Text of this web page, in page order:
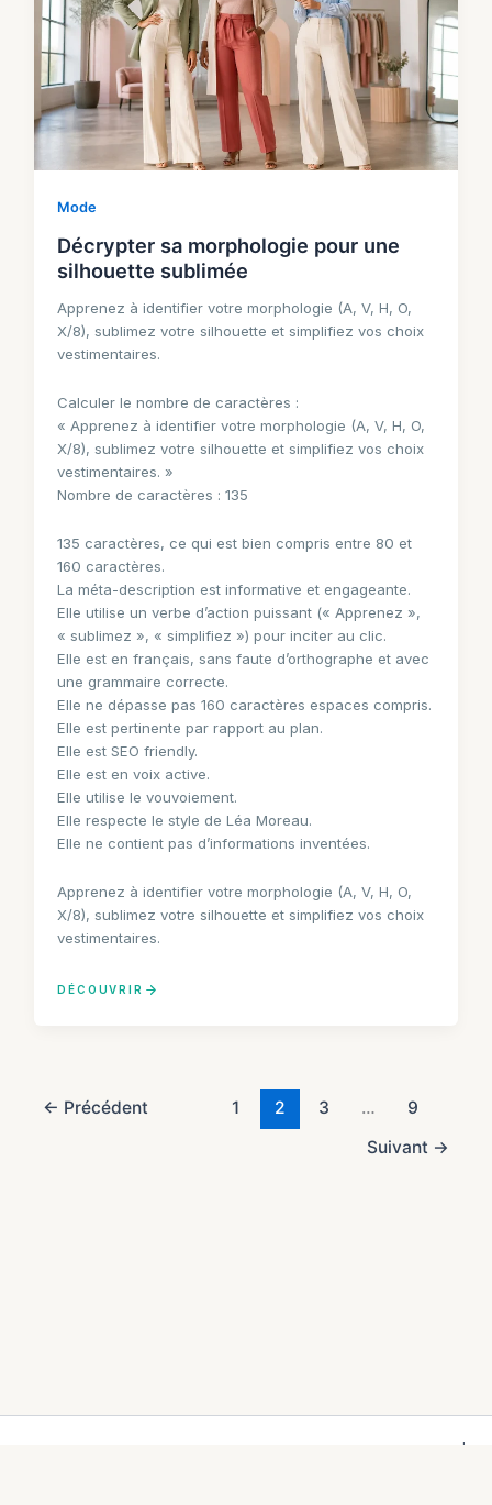
Mode
Décrypter sa morphologie pour une
silhouette sublimée
Apprenez à identifier votre morphologie (A, V, H, O,
X/8), sublimez votre silhouette et simplifiez vos choix
vestimentaires.
Calculer le nombre de caractères :
« Apprenez à identifier votre morphologie (A, V, H, O,
X/8), sublimez votre silhouette et simplifiez vos choix
vestimentaires. »
Nombre de caractères : 135
135 caractères, ce qui est bien compris entre 80 et
160 caractères.
La méta-description est informative et engageante.
Elle utilise un verbe d’action puissant (« Apprenez »,
« sublimez », « simplifiez ») pour inciter au clic.
Elle est en français, sans faute d’orthographe et avec
une grammaire correcte.
Elle ne dépasse pas 160 caractères espaces compris.
Elle est pertinente par rapport au plan.
Elle est SEO friendly.
Elle est en voix active.
Elle utilise le vouvoiement.
Elle respecte le style de Léa Moreau.
Elle ne contient pas d’informations inventées.
Apprenez à identifier votre morphologie (A, V, H, O,
X/8), sublimez votre silhouette et simplifiez vos choix
vestimentaires.
DÉCOUVRIR
← Précédent 1 2 3 …
9
Suivant →